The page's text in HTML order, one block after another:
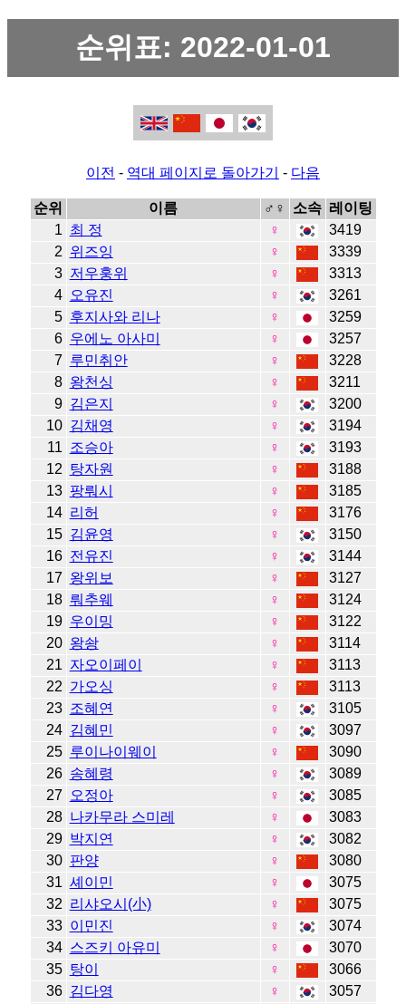
순위표: 2022-01-01
이전 - 역대 페이지로 돌아가기 - 다음
순위 이름 ♂♀ 소속 레이팅
1 최 정 ♀
3419
2 위즈잉 ♀
3339
3 저우훙위 ♀
3313
4 오유진 ♀
3261
5 후지사와 리나 ♀
3259
6 우에노 아사미 ♀
3257
7 루민취안 ♀
3228
8 왕천싱 ♀
3211
9 김은지 ♀
3200
10 김채영 ♀
3194
11 조승아 ♀
3193
12 탕자원 ♀
3188
13 팡뤄시 ♀
3185
14 리허 ♀
3176
15 김윤영 ♀
3150
16 전유진 ♀
3144
17 왕위보 ♀
3127
18 뤄추웨 ♀
3124
19 우이밍 ♀
3122
20 왕솽 ♀
3114
21 자오이페이 ♀
3113
22 가오싱 ♀
3113
23 조혜연 ♀
3105
24 김혜민 ♀
3097
25 루이나이웨이 ♀
3090
26 송혜령 ♀
3089
27
오정아 ♀
3085
28 나카무라 스미레 ♀
3083
29 박지연 ♀
3082
30 판양 ♀
3080
31 셰이민 ♀
3075
32 리샤오시(小) ♀
3075
33 이민진 ♀
3074
34 스즈키 아유미 ♀
3070
35 탕이 ♀
3066
36 김다영 ♀
3057